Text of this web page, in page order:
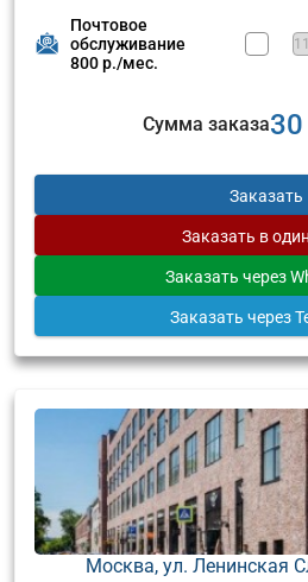
Почтовое
обслуживание
800 р./мес.
Сумма заказа
Заказать
Заказать в
Заказать через
Заказать через
Москва, ул. Ленинская